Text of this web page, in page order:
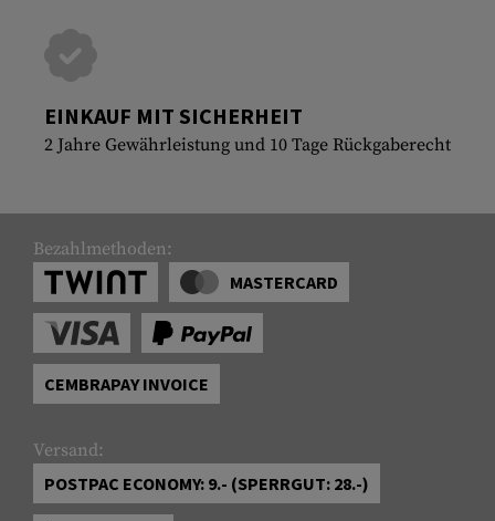
EINKAUF MIT SICHERHEIT
2 Jahre Gewährleistung und 10 Tage Rückgaberecht
Bezahlmethoden:
MASTERCARD
CEMBRAPAY INVOICE
Versand:
POSTPAC ECONOMY: 9.- (SPERRGUT: 28.-)